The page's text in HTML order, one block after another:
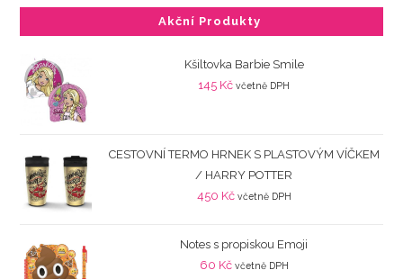
Akční Produkty
Kšiltovka Barbie Smile
145 Kč včetně DPH
CESTOVNÍ TERMO HRNEK S PLASTOVÝM VÍČKEM
/ HARRY POTTER
450 Kč včetně DPH
Notes s propiskou Emoji
60 Kč včetně DPH